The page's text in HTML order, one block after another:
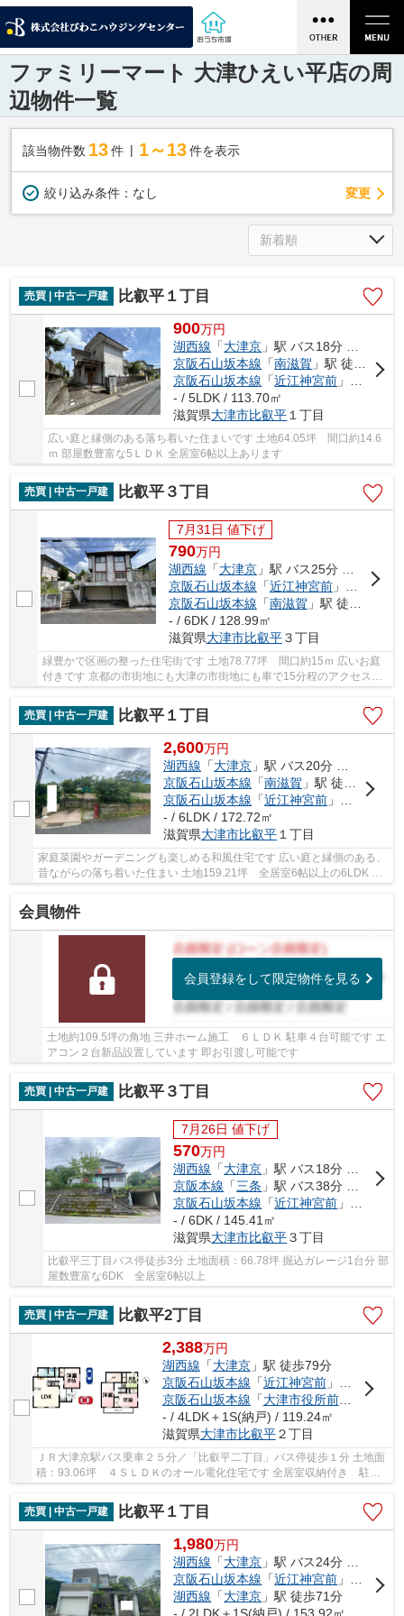
ファミリーマート 大津ひえい平店の周
辺物件一覧
該当物件数 13件 1～13 件を表示
絞り込み条件： なし 変更
売買 | 中古一戸建 比叡平１丁目
900万円
湖西線 「大津京 」駅 バス18分 「三丁目東」 停歩3分
京阪石山坂本線 「南滋賀 」駅 徒歩55分
京阪石山坂本線 「近江神宮前 」駅 徒歩67分
- / 5LDK / 113.70㎡
滋賀県大津市比叡平 １丁目
広い庭と縁側のある落ち着いた住まいです 土地64.05坪 間口約14.6
ｍ 部屋数豊富な5ＬＤＫ 全居室6帖以上あります
売買 | 中古一戸建 比叡平３丁目
7月31日 値下げ
790万円
湖西線 「大津京」駅 バス25分 「比叡平３丁目」 停歩7分
京阪石山坂本線 「近江神宮前」駅 徒歩70分
京阪石山坂本線 「南滋賀 」駅 徒歩62分
- / 6DK / 128.99㎡
滋賀県大津市比叡平３丁目
緑豊かで区画の整った住宅街です 土地78.77坪 間口約15ｍ 広いお庭
付きです 京都の市街地にも大津の市街地にも車で15分程のアクセスで
売買 | 中古一戸建
比叡平１丁目
2,600万円
湖西線 「大津京 」駅 バス20分 「3丁目東」 停歩3分
京阪石山坂本線 「南滋賀 」駅 徒歩55分
京阪石山坂本線 「近江神宮前 」駅 徒歩66分
- / 6LDK / 172.72㎡
滋賀県大津市比叡平１丁目
家庭菜園やガーデニングも楽しめる和風住宅です 広い庭と縁側のある、
昔ながらの落ち着いた住まい 土地159.21坪 全居室6帖以上の6LDK 続
会員物件
会員登録をして限定物件を見る
土地約109.5坪の角地 三井ホーム施工 ６ＬＤＫ 駐車４台可能です エ
アコン２台新品設置しています 即お引渡し可能です
売買 | 中古一戸建 比叡平３丁目
7月26日 値下げ
570万円
湖西線 「大津京 」駅 バス18分 「比叡平三丁目」 停歩3分
京阪本線 「三条 」駅 バス38分 「比叡平三丁目」 停歩3分
京阪石山坂本線 「近江神宮前 」駅 徒歩66分
- / 6DK / 145.41㎡
滋賀県大津市比叡平３丁目
比叡平三丁目バス停徒歩3分 土地面積：66.78坪 掘込ガレージ1台分 部
屋数豊富な6DK 全居室6帖以上
売買 | 中古一戸建 比叡平2丁目
2,388万円
湖西線 「大津京」駅 徒歩79分
京阪石山坂本線 「近江神宮前」駅 徒歩72分
京阪石山坂本線 「大津市役所前」駅 徒歩
- / 4LDK＋1S(納戸) / 119.24㎡
滋賀県大津市比叡平２丁目
ＪＲ大津京駅バス乗車２５分／「比叡平二丁目」バス停徒歩１分 土地面
積：93.06坪 ４ＳＬＤＫのオール電化住宅です 全居室収納付き 駐車
２台可能 対面キッチン リフォーム予定があ...
売買 | 中古一戸建
比叡平１丁目
1,980万円
湖西線 「大津京 」駅 バス24分 「比叡平一丁目」 停歩3分
京阪石山坂本線 「近江神宮前 」駅 徒歩64分
湖西線 「大津京 」駅 徒歩71分
- / 2LDK＋1S(納戸) / 153.92㎡